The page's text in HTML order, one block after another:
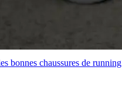
bonnes chaussures de running